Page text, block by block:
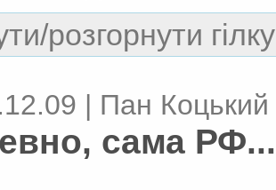
розгорнути
| Пан Коцький
сама РФ...